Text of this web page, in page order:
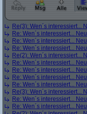
Re(3): Wen´s interessiert...
Re: Wen´s interessiert...
Re: Wen´s interessiert...
Re: Wen´s interessiert...
Re(2): Wen´s interessiert...
Re: Wen´s interessiert...
Re: Wen´s interessiert...
Re: Wen´s interessiert...
Re: Wen´s interessiert...
Re(3): Wen´s interessiert...
Re: Wen´s interessiert...
Re: Wen´s interessiert...